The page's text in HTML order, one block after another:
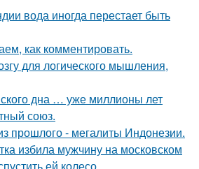
вода иногда перестает быть
как комментировать.
для логического мышления,
дна … уже миллионы лет
союз.
прошлого - мегалиты Индонезии.
избила мужчину на московском